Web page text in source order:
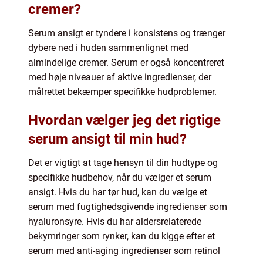
cremer?
Serum ansigt er tyndere i konsistens og trænger
dybere ned i huden sammenlignet med
almindelige cremer. Serum er også koncentreret
med høje niveauer af aktive ingredienser, der
målrettet bekæmper specifikke hudproblemer.
Hvordan vælger jeg det rigtige
serum ansigt til min hud?
Det er vigtigt at tage hensyn til din hudtype og
specifikke hudbehov, når du vælger et serum
ansigt. Hvis du har tør hud, kan du vælge et
serum med fugtighedsgivende ingredienser som
hyaluronsyre. Hvis du har aldersrelaterede
bekymringer som rynker, kan du kigge efter et
serum med anti-aging ingredienser som retinol